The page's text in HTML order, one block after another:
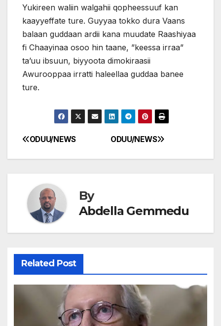
Yukireen waliin walgahii qopheessuuf kan
kaayyeffate ture. Guyyaa tokko dura Vaans
balaan guddaan ardii kana muudate Raashiyaa
fi Chaayinaa osoo hin taane, ”keessa irraa”
ta’uu ibsuun, biyyoota dimokiraasii
Awurooppaa irratti haleellaa guddaa banee
ture.
Post
navigation
ODUU/NEWS
ODUU/NEWS
By
Abdella Gemmedu
Related Post